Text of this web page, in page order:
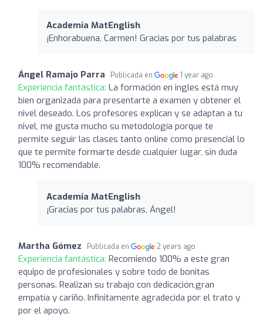
Academia MatEnglish
¡Enhorabuena, Carmen! Gracias por tus palabras
Ángel Ramajo Parra Publicada en 1 year ago
Experiencia fantástica: La formación en ingles está muy
bien organizada para presentarte a examen y obtener el
nivel deseado. Los profesores explican y se adaptan a tu
nivel, me gusta mucho su metodología porque te
permite seguir las clases tanto online como presencial lo
que te permite formarte desde cualquier lugar, sin duda
100% recomendable.
Academia MatEnglish
¡Gracias por tus palabras, Ángel!
Martha Gómez Publicada en 2 years ago
Experiencia fantástica: Recomiendo 100% a este gran
equipo de profesionales y sobre todo de bonitas
personas. Realizan su trabajo con dedicación,gran
empatía y cariño. Infinitamente agradecida por el trato y
por el apoyo.